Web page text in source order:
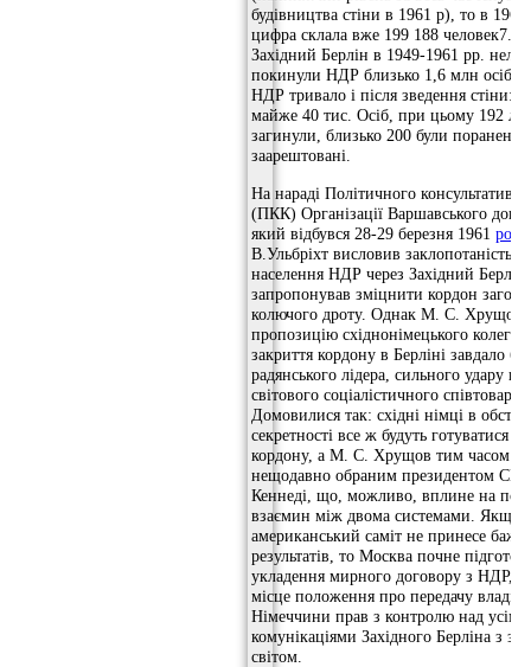
будівництва стіни в 1961 р), то в 1960
цифра склала вже 199 188 человек7.
Західний Берлін в 1949-1961 рр.
покинули НДР близько 1,6 млн осіб.
НДР тривало і після зведення стіни:
майже 40 тис. Осіб, при цьому 192
загинули, близько 200 були поранені,
заарештовані.
На нараді Політичного
(ПКК) Організації Варшавського
який відбувся 28-29 березня 1961
В.Ульбріхт висловив заклопотаність
населення НДР через Західний Берлін
запропонував зміцнити кордон
колючого дроту. Однак М. С. Хрущов
пропозицію східнонімецького колеги,
закриття кордону в Берліні завдало
радянського лідера, сильного удару
світового соціалістичного
Домовилися так: східні німці в
секретності все ж будуть готуватися
кордону, а М. С. Хрущов тим часом
нещодавно обраним президентом
Кеннеді, що, можливо, вплине на
взаємин між двома системами. Якщо
американський саміт не принесе
результатів, то Москва почне
укладення мирного договору з НДР, в
місце положення про передачу владі
Німеччини прав з контролю над усіма
комунікаціями Західного Берліна з
світом.